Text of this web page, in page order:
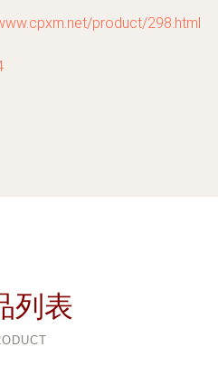
product/298.html
列表